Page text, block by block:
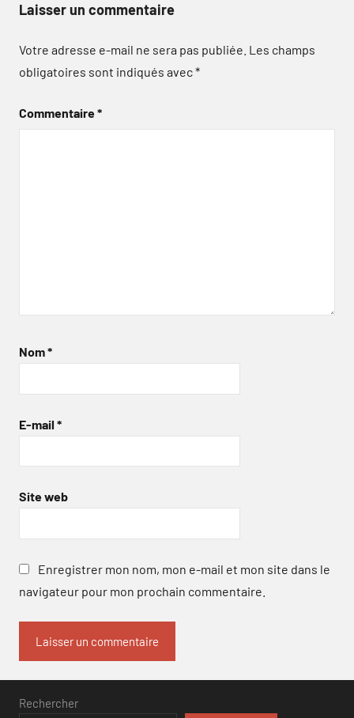
Laisser un commentaire
Votre adresse e-mail ne sera pas publiée. Les champs
obligatoires sont indiqués avec*
Commentaire*
Nom*
E-mail *
Site web
Enregistrer mon nom, mon e-mail et mon site dans le
navigateur pour mon prochain commentaire.
Rechercher